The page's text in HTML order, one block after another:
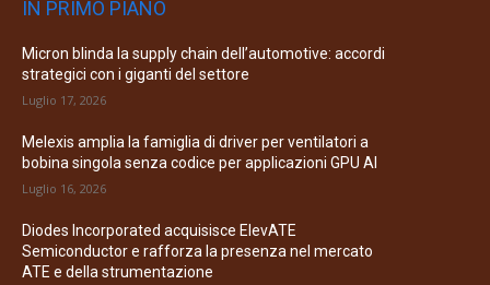
IN PRIMO PIANO
Micron blinda la supply chain dell’automotive: accordi
strategici con i giganti del settore
Luglio 17, 2026
Melexis amplia la famiglia di driver per ventilatori a
bobina singola senza codice per applicazioni GPU AI
Luglio 16, 2026
Diodes Incorporated acquisisce ElevATE
Semiconductor e rafforza la presenza nel mercato
ATE e della strumentazione